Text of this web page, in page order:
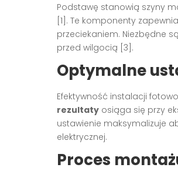
Podstawę stanowią szyny
[1]. Te komponenty
przeciekaniem. Niezbędne
przed wilgocią [3].
Optymalne
Efektywność instalacji
rezultaty osiąga się przy
ustawienie maksymalizuje
elektrycznej.
Proces